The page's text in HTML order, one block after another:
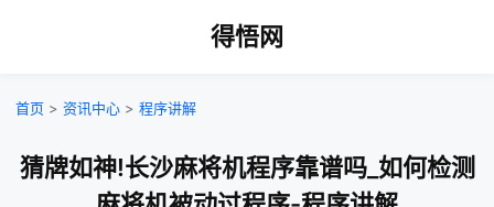
得悟网
首页 > 资讯中心 > 程序讲解
猜牌如神!长沙麻将机程序靠谱吗_如何检测